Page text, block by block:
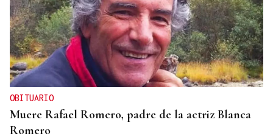
OBITUARIO
Muere Rafael Romero, padre de la actriz Blanca
Romero